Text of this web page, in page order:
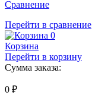
Сравнение
Перейти в сравнение
0
Корзина
Перейти в корзину
Сумма заказа:
0 ₽